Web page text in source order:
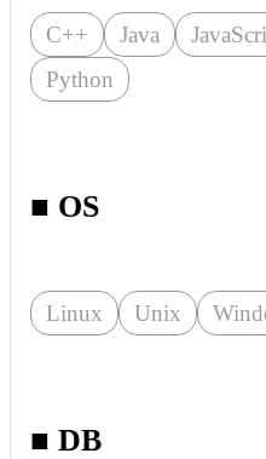
C++ Java
Python
■ OS
Linux Unix
■ DB